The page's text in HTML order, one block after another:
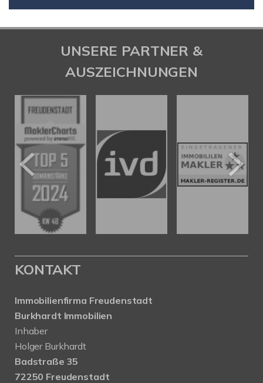
UNSERE PARTNER &
AUSZEICHNUNGEN
KONTAKT
Immobilienfirma Freudenstadt
Burkhardt Immobilien
Inhaber
Holger Burkhardt
Badstraße 35
72250 Freudenstadt